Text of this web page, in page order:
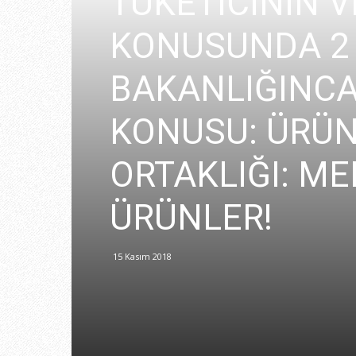
KONUSUNDA
KONUSU:
ORTAKLIĞI:
ÜRÜNLER!
15 Kasım 2018